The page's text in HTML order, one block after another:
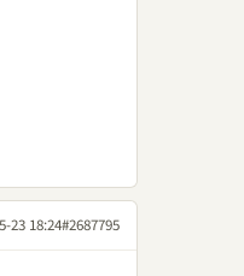
23 18:24#2687795